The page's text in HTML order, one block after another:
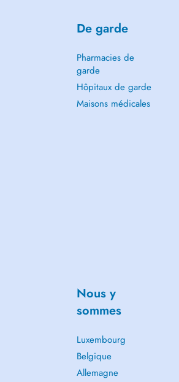
De garde
Pharmacies de
garde
Hôpitaux de garde
Maisons médicales
Nous y
sommes
Luxembourg
Belgique
Allemagne